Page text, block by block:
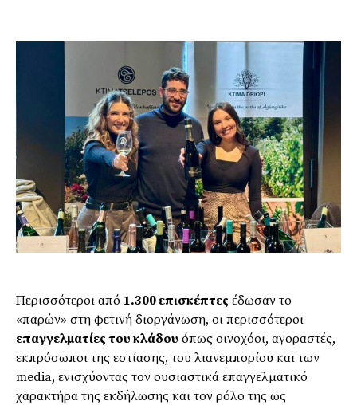
Περισσότεροι από 1.300 επισκέπτες έδωσαν το
«παρών» στη φετινή διοργάνωση, οι περισσότεροι
επαγγελματίες του κλάδου όπως οινοχόοι, αγοραστές,
εκπρόσωποι της εστίασης, του λιανεμπορίου και των
media, ενισχύοντας τον ουσιαστικά επαγγελματικό
χαρακτήρα της εκδήλωσης και τον ρόλο της ως